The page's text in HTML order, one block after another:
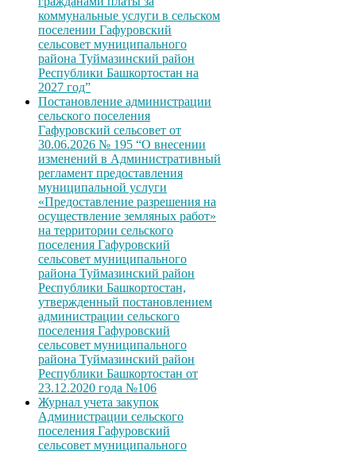
коммунальные услуги в сельском
поселении Гафуровский
сельсовет муниципального
района Туймазинский район
Республики Башкортостан на
2027 год”
Постановление администрации
сельского поселения
Гафуровский сельсовет от
30.06.2026 № 195 “О внесении
изменений в Административный
регламент предоставления
муниципальной услуги
«Предоставление разрешения на
осуществление земляных работ»
на территории сельского
поселения Гафуровский
сельсовет муниципального
района Туймазинский район
Республики Башкортостан,
утвержденный постановлением
администрации сельского
поселения Гафуровский
сельсовет муниципального
района Туймазинский район
Республики Башкортостан от
23.12.2020 года №106
Журнал учета закупок
Администрации сельского
поселения Гафуровский
сельсовет муниципального